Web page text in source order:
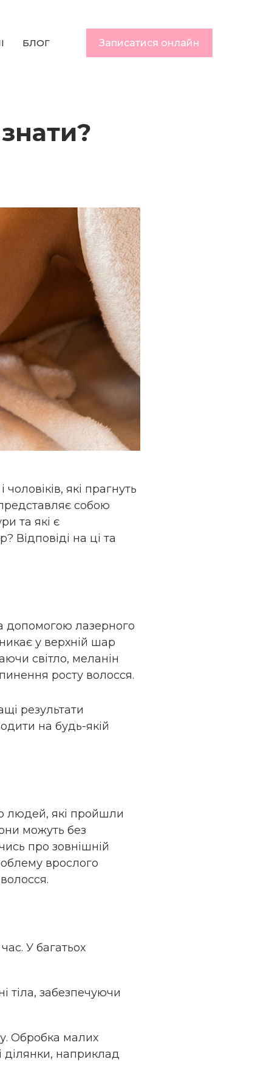
БЛОГ Записатися онлайн
які прагнуть
собою
та які є
Відповіді на ці та
допомогою лазерного
у верхній шар
світло, меланін
росту волосся.
результати
на будь-якій
людей, які пройшли
можуть без
про зовнішній
врослого
У багатьох
тіла, забезпечуючи
Обробка малих
ділянки, наприклад